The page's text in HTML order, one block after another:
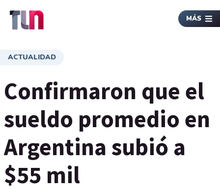
MÁS
ACTUALIDAD
Confirmaron que el
sueldo promedio en
Argentina subió a
$55 mil